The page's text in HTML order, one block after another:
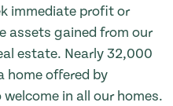
immediate profit or
assets gained from our
estate. Nearly 32,000
home offered by
in all our homes.